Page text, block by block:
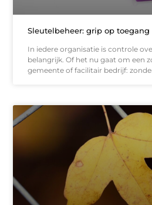
Sleutelbeheer: grip op
In iedere organisatie is controle
belangrijk. Of het nu gaat om een
gemeente of facilitair bedrijf: